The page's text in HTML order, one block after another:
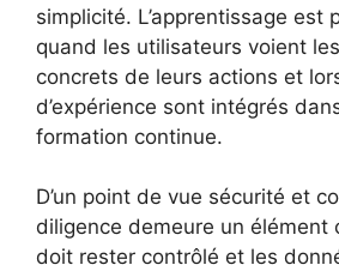
simplicité. L’apprentissage est
quand les utilisateurs voient
concrets de leurs actions et
d’expérience sont intégrés
formation continue.
D’un point de vue sécurité et
diligence demeure un élément
doit rester contrôlé et les